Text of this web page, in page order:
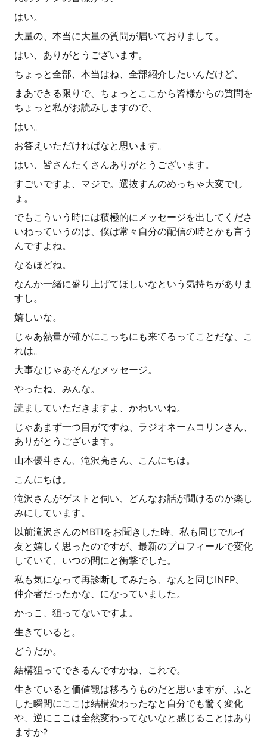
はい。
大量の、本当に大量の質問が届いておりまして。
はい、ありがとうございます。
ちょっと全部、本当はね、全部紹介したいんだけど、
まあできる限りで、ちょっとここから皆様からの質問を
ちょっと私がお読みしますので、
はい。
お答えいただければなと思います。
はい、皆さんたくさんありがとうございます。
すごいですよ、マジで。選抜すんのめっちゃ大変でし
ょ。
でもこういう時には積極的にメッセージを出してくださ
いねっていうのは、僕は常々自分の配信の時とかも言う
んですよね。
なるほどね。
なんか一緒に盛り上げてほしいなという気持ちがありま
すし。
嬉しいな。
じゃあ熱量が確かにこっちにも来てるってことだな、こ
れは。
大事なじゃあそんなメッセージ。
やったね、みんな。
読ましていただきますよ、かわいいね。
じゃあまず一つ目がですね、ラジオネームコリンさん、
ありがとうございます。
山本優斗さん、滝沢亮さん、こんにちは。
こんにちは。
滝沢さんがゲストと伺い、どんなお話が聞けるのか楽し
みにしています。
以前滝沢さんのMBTIをお聞きした時、私も同じでルイ
友と嬉しく思ったのですが、最新のプロフィールで変化
していて、いつの間にと衝撃でした。
私も気になって再診断してみたら、なんと同じINFP、
仲介者だったかな、になっていました。
かっこ、狙ってないですよ。
生きていると。
どうだか。
結構狙ってできるんですかね、これで。
生きていると価値観は移ろうものだと思いますが、ふと
した瞬間にここは結構変わったなと自分でも驚く変化
や、逆にここは全然変わってないなと感じることはあり
ますか?